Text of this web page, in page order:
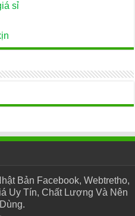
sỉ
Bản Facebook, Webtretho,
Uy Tín, Chất Lượng Và Nên